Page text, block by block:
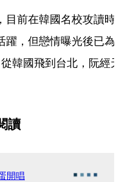
目前在韓國名校攻讀時
躍，但戀情曝光後已為
韓國飛到台北，阮經
讀
開唱